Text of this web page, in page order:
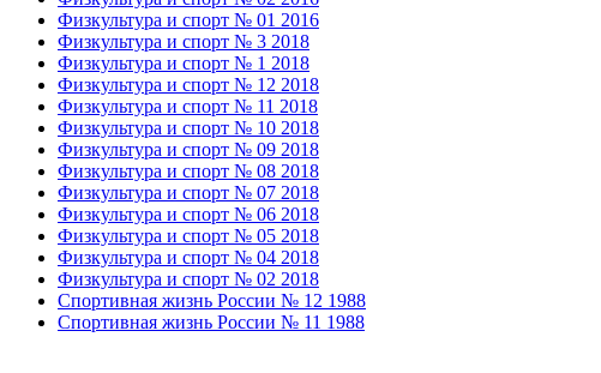
Физкультура и спорт № 01 2016
Физкультура и спорт № 3 2018
Физкультура и спорт № 1 2018
Физкультура и спорт № 12 2018
Физкультура и спорт № 11 2018
Физкультура и спорт № 10 2018
Физкультура и спорт № 09 2018
Физкультура и спорт № 08 2018
Физкультура и спорт № 07 2018
Физкультура и спорт № 06 2018
Физкультура и спорт № 05 2018
Физкультура и спорт № 04 2018
Физкультура и спорт № 02 2018
Спортивная жизнь России № 12 1988
Спортивная жизнь России № 11 1988